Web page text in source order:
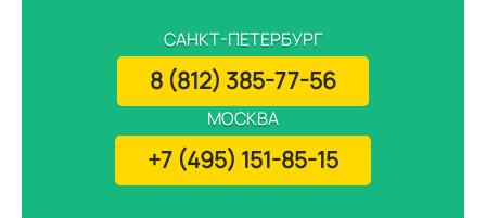
САНКТ-ПЕТЕРБУРГ
8 (812) 385-77-56
МОСКВА
+7 (495) 151-85-15